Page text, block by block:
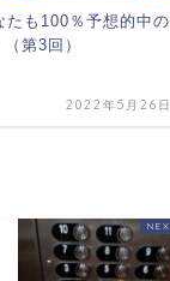
たも100％予想的中の
第3回）
2022年5月26日